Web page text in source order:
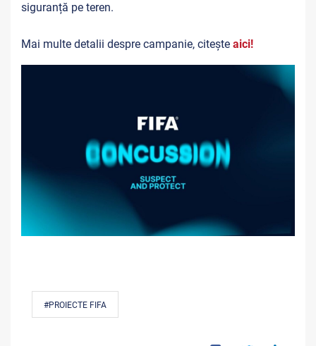
siguranță pe teren.
Mai multe detalii despre campanie, citește aici!
#PROIECTE FIFA